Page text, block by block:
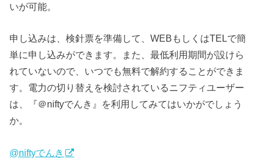
いが可能。
申し込みは、検針票を準備して、WEBもしくはTELで簡
単に申し込みができます。また、最低利用期間が設けら
れていないので、いつでも無料で解約することができま
す。電力の切り替えを検討されているニフティユーザー
は、『＠niftyでんき』を利用してみてはいかがでしょう
か。
@niftyでんき